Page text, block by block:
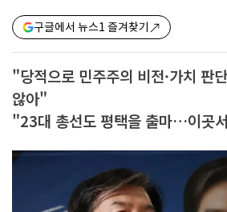
구글에서 뉴스1 즐겨찾기
"당적으로 민주주의 비전·가치 판
않아"
"23대 총선도 평택을 출마…이곳